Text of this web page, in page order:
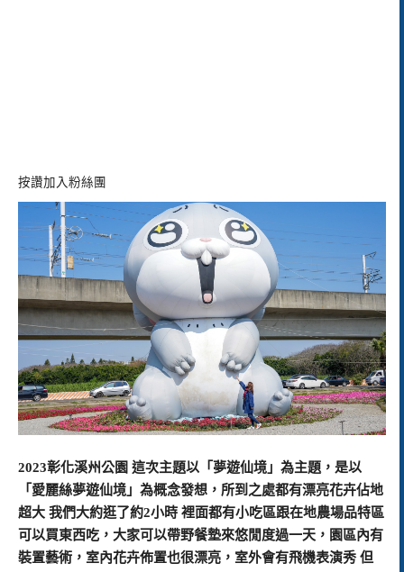
按讚加入粉絲團
2023彰化溪州公園 這次主題以「夢遊仙境」為主題，是以
「愛麗絲夢遊仙境」為概念發想，所到之處都有漂亮花卉佔地
超大 我們大約逛了約2小時 裡面都有小吃區跟在地農場品特區
可以買東西吃，大家可以帶野餐墊來悠閒度過一天，園區內有
裝置藝術，室內花卉佈置也很漂亮，室外會有飛機表演秀 但